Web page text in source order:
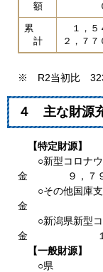
額
累
計
１，５
２，７７
※ R2当初比
４ 主な財源
【特定財源】
○新型コロナウ
金 ９，７９
○その他国庫支
金 ２
○新潟県新型コ
金 １９５
【一般財源】
○